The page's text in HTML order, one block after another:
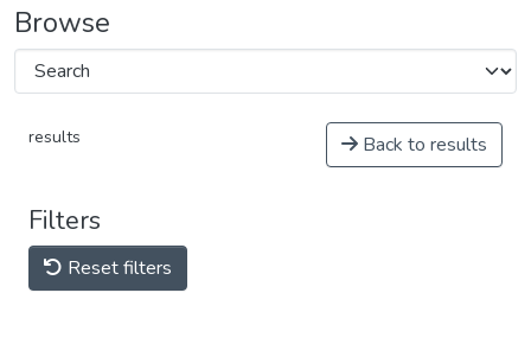
Browse
results Back to results
Filters
Reset filters